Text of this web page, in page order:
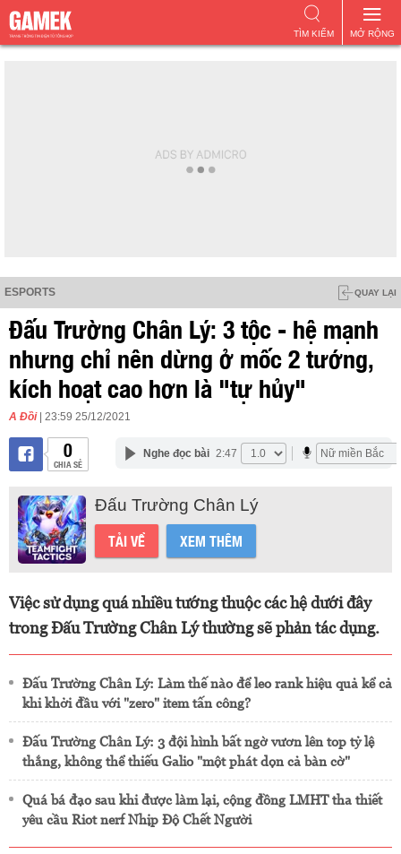
MỞ RỘNG
TÌM KIẾM
ESPORTS QUAY LẠI
Đấu Trường Chân Lý: 3 tộc - hệ mạnh
nhưng chỉ nên dừng ở mốc 2 tướng,
kích hoạt cao hơn là "tự hủy"
A Đồi | 23:59 25/12/2021
0
CHIA SẺ
Nghe đọc bài 2:47
Đấu Trường Chân Lý
TẢI VỀ XEM THÊM
Việc sử dụng quá nhiều tướng thuộc các hệ dưới đây
trong Đấu Trường Chân Lý thường sẽ phản tác dụng.
Đấu Trường Chân Lý: Làm thế nào để leo rank hiệu quả kể cả
khi khởi đầu với "zero" item tấn công?
Đấu Trường Chân Lý: 3 đội hình bất ngờ vươn lên top tỷ lệ
thắng, không thể thiếu Galio "một phát dọn cả bàn cờ"
Quá bá đạo sau khi được làm lại, cộng đồng LMHT tha thiết
yêu cầu Riot nerf Nhịp Độ Chết Người